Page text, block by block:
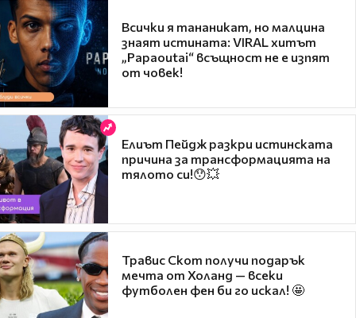
Всички я тананикат, но малцина
знаят истината: VIRAL хитът
„Papaoutai“ всъщност не е изпят
от човек!
Елиът Пейдж разкри истинската
причина за трансформацията на
тялото си!😯💥
Травис Скот получи подарък
мечта от Холанд — всеки
футболен фен би го искал! 🤩